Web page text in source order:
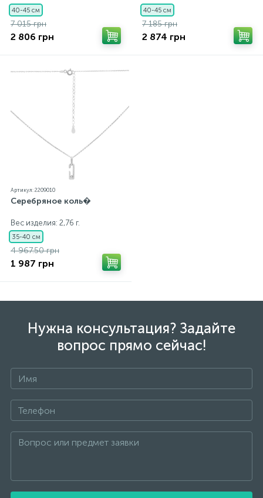
40-45 см
7 015 грн
2 806 грн
40-45 см
7 185 грн
2 874 грн
Артикул: 2209010
Серебряное коль�
Вес изделия: 2,76 г.
35-40 см
4 967.50 грн
1 987 грн
Нужна консультация? Задайте
вопрос прямо сейчас!